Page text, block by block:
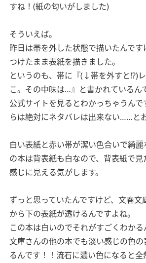
すね！(紙の匂いがしました)
そういえば。
昨日は帯を外した状態で描いたんです
つけたまま表紙を描きました。
というのも、帯に『(↓帯を外すと⁉︎)
こ。その中味は…』と書かれているん
公式サイトを見るとわかっちゃうん
らは絶対にネタバレは出来ない……と
白い表紙と赤い帯が潔い色合いで綺麗
の本は背表紙も白なので、背表紙で
感じに見える気がします。
ずっと思っていたんですけど、文春文
から下の表紙が透けるんですよね。
この本は白いのでそれがすごくわか
文庫さんの他の本でも淡い感じの色
るんです！！流石に濃い色になると